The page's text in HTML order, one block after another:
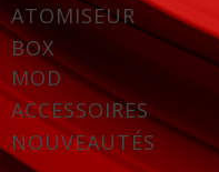
ATOMISEUR
BOX
MOD
ACCESSOIRES
NOUVEAUTÉS